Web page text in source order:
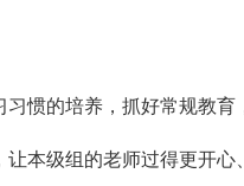
惯的培养，抓好常规教育
本级组的老师过得更开心